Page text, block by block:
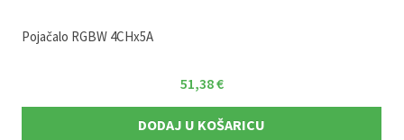
Pojačalo RGBW 4CHx5A
51,38€
DODAJ U KOŠARICU